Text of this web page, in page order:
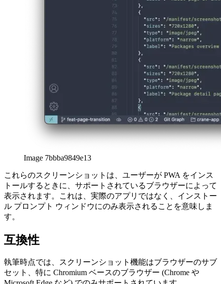
Image 7bbba9849e13
これらのスクリーンショットは、ユーザーが PWA をインス
トールするときに、サポートされているブラウザーによって
ル プロンプト ウィンドウにのみ表示されることを意味しま
互換性